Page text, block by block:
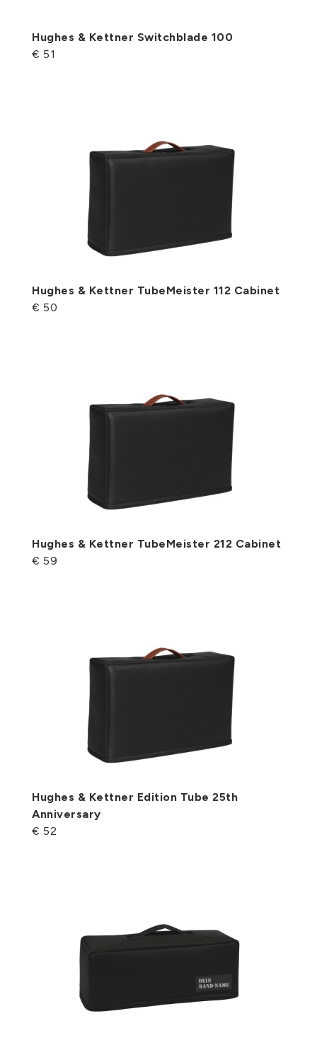
Hughes & Kettner Switchblade 100
€ 51
Hughes & Kettner TubeMeister 112 Cabinet
€ 50
Hughes & Kettner TubeMeister 212 Cabinet
€ 59
Hughes & Kettner Edition Tube 25th
Anniversary
€ 52